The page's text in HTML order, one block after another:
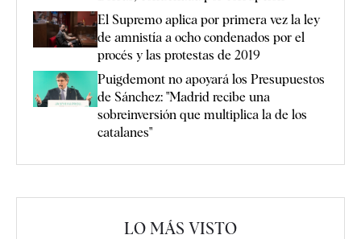
El Supremo aplica por primera vez la ley
de amnistía a ocho condenados por el
procés y las protestas de 2019
Puigdemont no apoyará los Presupuestos
de Sánchez: "Madrid recibe una
sobreinversión que multiplica la de los
catalanes"
LO MÁS VISTO